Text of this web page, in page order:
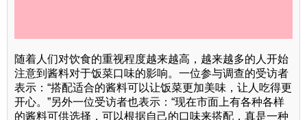
随着人们对饮食的重视程度越来越高，越来越多的人开始
注意到酱料对于饭菜口味的影响。一位参与调查的受访者
表示：“搭配适合的酱料可以让饭菜更加美味，让人吃得更
开心。”另外一位受访者也表示：“现在市面上有各种各样
的酱料可供选择，可以根据自己的口味来搭配，真是一种